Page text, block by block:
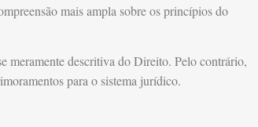
mais ampla sobre os princípios do
meramente descritiva do Direito. Pelo contrário,
para o sistema jurídico.